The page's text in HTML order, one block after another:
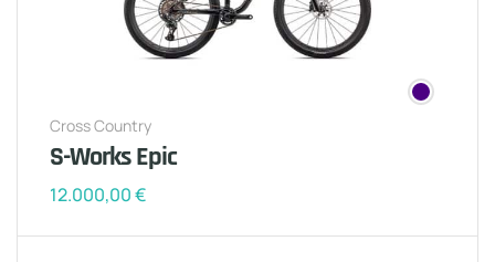
Cross Country
S-Works Epic
12.000,00€